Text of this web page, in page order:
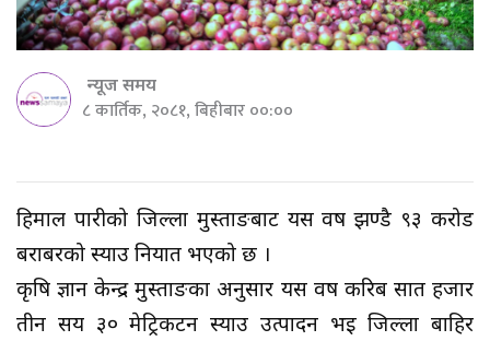
न्यूज समय
८ कार्तिक, २०८१, बिहीबार ००:००
हिमाल पारीको जिल्ला मुस्ताङबाट यस वर्ष झण्डै ९३ करोड
बराबरको स्याउ निर्यात भएको छ ।
कृषि ज्ञान केन्द्र मुस्ताङका अनुसार यस वर्ष करिब सात हजार
तीन सय ३० मेट्रिकटन स्याउ उत्पादन भई जिल्ला बाहिर